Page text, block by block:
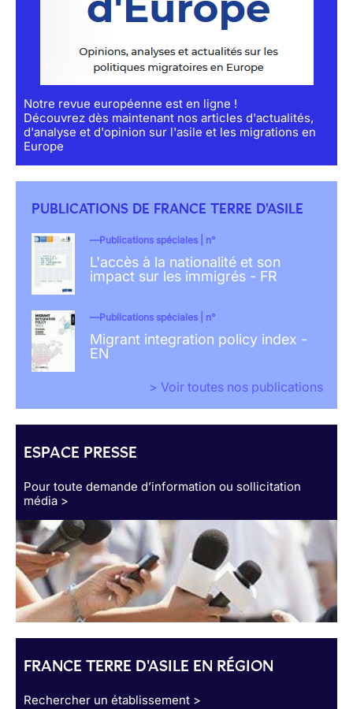
Notre revue européenne est en ligne !
Découvrez dès maintenant nos articles d'actualités,
d'analyse et d'opinion sur l'asile et les migrations en
Europe
PUBLICATIONS DE FRANCE TERRE D'ASILE
Publications spéciales | n°
L'accès à la nationalité et son
impact sur les immigrés - FR
Publications spéciales | n°
Migrant integration policy index -
EN
> Voir toutes nos publications
ESPACE PRESSE
Pour toute demande d’information ou sollicitation
média >
FRANCE TERRE D'ASILE EN RÉGION
Rechercher un établissement >